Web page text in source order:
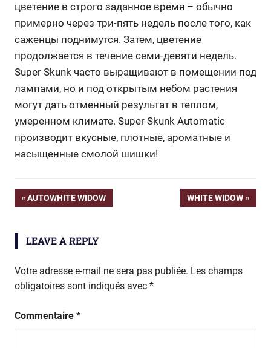
цветение в строго заданное время – обычно
примерно через три-пять недель после того, как
саженцы поднимутся. Затем, цветение
продолжается в течение семи-девяти недель.
Super Skunk часто выращивают в помещении под
лампами, но и под открытым небом растения
могут дать отменный результат в теплом,
умеренном климате. Super Skunk Automatic
производит вкусные, плотные, ароматные и
насыщенные смолой шишки!
Navigation
l’article
PREVIOUS
AUTOWHITE WIDOW
NEXT
WHITE WIDOW
LEAVE A REPLY
Votre adresse e-mail ne sera pas publiée. Les champs
obligatoires sont indiqués avec *
Commentaire *